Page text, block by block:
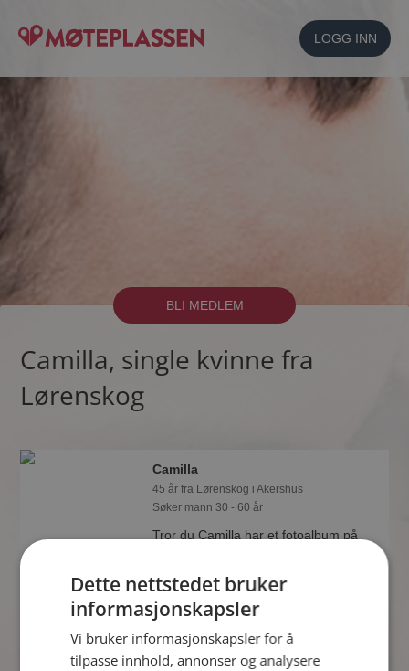
LOGG INN
BLI MEDLEM
Camilla, single kvinne fra
Lørenskog
Camilla
45 år fra Lørenskog i Akershus
Søker mann 30 - 60 år
Tror du Camilla har et fotoalbum på
spennende bilder på sidene.
Dette nettstedet bruker
informasjonskapsler
Vi bruker informasjonskapsler for å
tilpasse innhold, annonser og analysere